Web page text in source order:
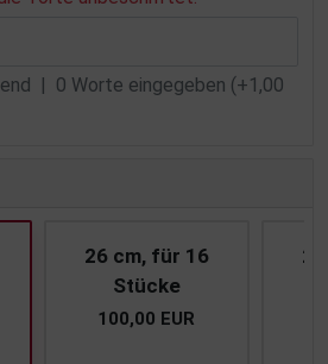
| 0 Worte eingegeben (+1,00
26 cm, für 16
Stücke
100,00 EUR